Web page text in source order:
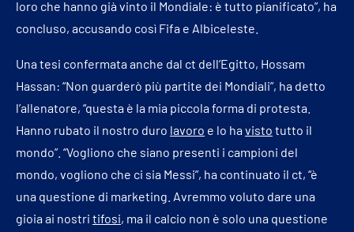
loro che hanno già vinto il Mondiale: è tutto pianificato”, ha
concluso, accusando così Fifa e Albiceleste.
Una tesi confermata anche dal ct dell’Egitto, Hossam
Hassan: “Non guarderò più partite dei Mondiali”, ha detto
l’allenatore, “questa è la mia piccola forma di protesta.
Hanno rubato il nostro duro lavoro e lo havisto tutto il
mondo”. “Vogliono che siano presenti i campioni del
mondo, vogliono che ci sia Messi”, ha continuato il ct, “è
una questione di marketing. Avremmo voluto dare una
gioia ai nostri tifosi, ma il calcio non è solo una questione